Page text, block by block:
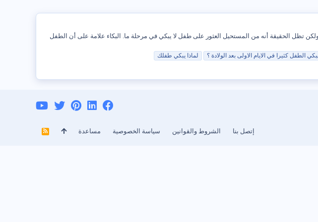
تظل الحقيقة أنه من المستحيل العثور على طفل لا يبكي في مرحلة ما. البكاء علامة على أن الطفل
الطفل كثيرا في الايام الاولى بعد الولادة ؟ لماذا يبكي طفلك
إتصل بنا الشروط والقوانين سياسة الخصوصية مساعدة
R